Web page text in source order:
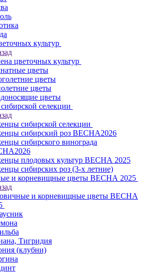
культур
цветочных культур
цветы
цветы
цветы
цветы
селекции
сибирской селекции
сибирский роз ВЕСНА2026
сибирского винограда
плодовых культур ВЕСНА 2025
сибирских роз (3-х летние)
и корневищные цветы ВЕСНА 2025
и корневищные цветы ВЕСНА
Тигридия
(клубни)